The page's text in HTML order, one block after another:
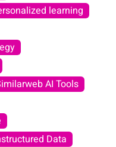
learning
AI Tools
Data